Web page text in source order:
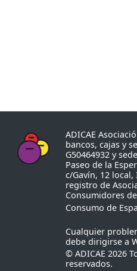
ADICAE
bancos, cajas y
G50464932 y
Paseo de la
c/Gavín, 12 local,
registro de
Consumidores
Consumo de
Cualquier
debe dirigirse a
© ADICAE 2026
reservados.